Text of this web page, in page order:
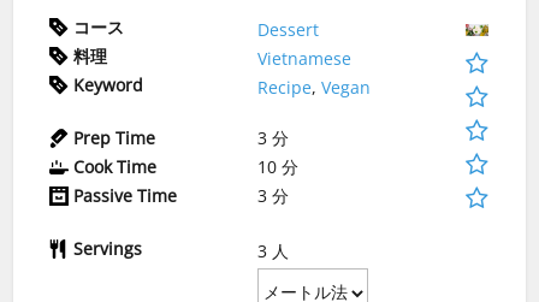
コース
Dessert
料理
Vietnamese
Keyword
Recipe,Vegan
Prep Time 3 分
Cook Time
10 分
Passive Time
3 分
Servings 3 人